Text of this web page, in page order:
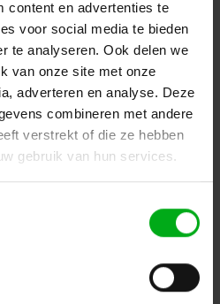
content en advertenties te
voor social media te bieden
te analyseren. Ook delen we
van onze site met onze
adverteren en analyse. Deze
combineren met andere
verstrekt of die ze hebben
gebruik van hun services.
schets naar uitvoering
+ 31 85 40 15 92 9
Stuur ons een bericht